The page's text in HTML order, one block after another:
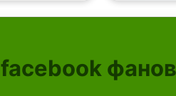
facebook